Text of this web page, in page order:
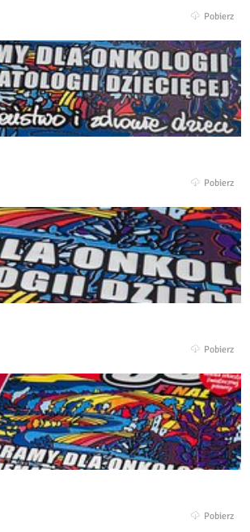
Pobierz
Pobierz
Pobierz
Pobierz